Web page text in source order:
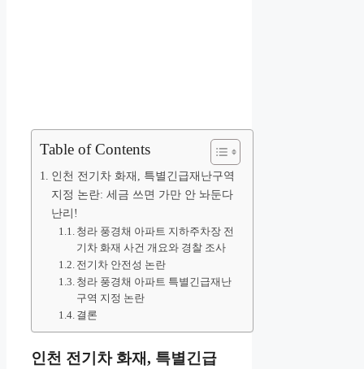
Table of Contents
인천 전기차 화재, 특별긴급재난구역
지정 논란: 세금 쓰면 가만 안 놔둔다
난리!
청라 풍경채 아파트 지하주차장 전
기차 화재 사건 개요와 경찰 조사
전기차 안전성 논란
청라 풍경채 아파트 특별긴급재난
구역 지정 논란
결론
인천 전기차 화재, 특별긴급